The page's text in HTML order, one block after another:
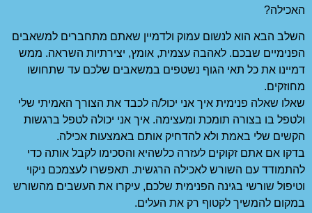
האכילה?
השלב הבא הוא לנשום עמוק ולדמיין שאתם מתחברים למשאבים
הפנימיים שבכם. לאהבה עצמית, אומץ, יצירתיות השראה. ממש
דמיינו את כל תאי הגוף נשטפים במשאבים שלכם עד שתחושו
מחוזקים.
שאלו שאלה פנימית איך אני יכול/ה לכבד את הצורך האמיתי שלי
ולטפל בו בצורה תומכת ומעצימה. איך אני יכולה לטפל ברגשות
הקשים שלי באמת ולא להדחיק אותם באמצעות אכילה.
בדקו אם אתם זקוקים לעזרה כלשהיא והסכימו לקבל אותה כדי
להתמודד עם השורש לאכילה הרגשית. תאפשרו לעצמכם ניקוי
וטיפול שורשי בגינה הפנימית שלכם, עיקרו את העשבים מהשורש
במקום להמשיך לקטוף רק את העלים.